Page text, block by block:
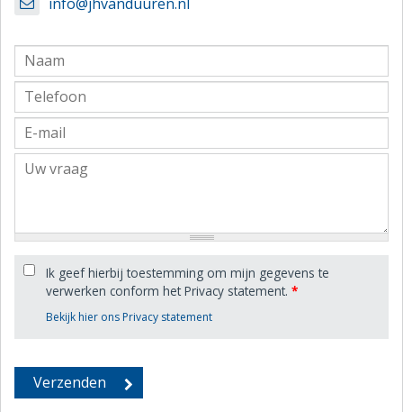
info@jhvanduuren.nl
Ik geef hierbij toestemming om mijn gegevens te
verwerken conform het Privacy statement. *
Bekijk hier ons Privacy statement